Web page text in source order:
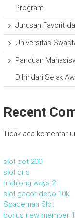
Program
Jurusan Favorit
Universitas
Panduan
Dihindari Sejak
Recent
Tidak ada komentar
slot bet 200
slot qris
mahjong ways 2
slot gacor depo 10k
Spaceman Slot
bonus new member